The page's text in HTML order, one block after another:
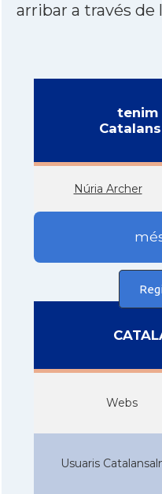
arribar a través de
tenim
Catalans
Núria Archer
Webs
Usuaris